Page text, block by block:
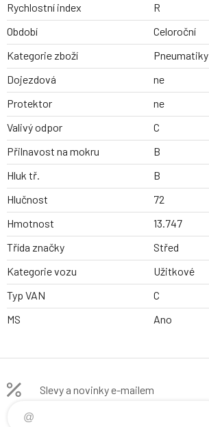
Rychlostní index
R
Období
Celoroční
Kategorie zboží
Pneumatiky
Dojezdová
ne
Protektor
ne
Valivý odpor
C
Přilnavost na mokru
B
Hluk tř.
B
Hlučnost
72
Hmotnost
13.747
Třída značky
Střed
Kategorie vozu
Užitkové
Typ VAN
C
MS
Ano
Slevy a novinky e-mailem